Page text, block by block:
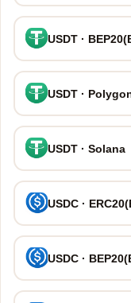
USDT ·
USDT ·
USDT · Solana
USDC ·
USDC ·